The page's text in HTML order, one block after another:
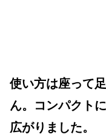
使い方は座って
ん。コンパクト
広がりました。